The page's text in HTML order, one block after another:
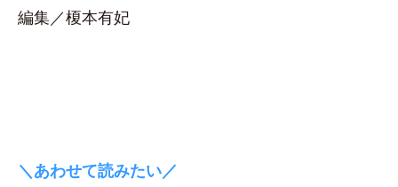
編集／榎本有妃
＼あわせて読みたい／